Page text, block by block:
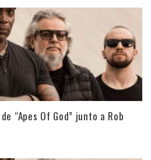
“Apes Of God” junto a Rob